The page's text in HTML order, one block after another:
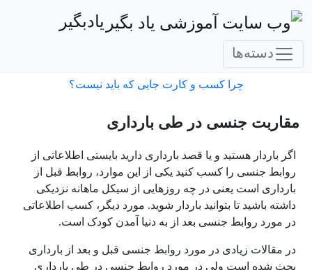
یادبگیر
دسته‌ها
چرا کسب و کارت جایی که باید نیست؟
مقاربت جنسی در طی بارداری
اگر باردار هستید و یا قصد بارداری دارید بایستی اطلاعاتی از
روابط جنسی را کسب کنید یکی از این موارد، روابط قبل از
بارداری است یعنی در چه روزهایی از سیکل ماهانه نزدیکی
داشته باشید تا بتوانید باردار شوید. مورد دیگر، کسب اطلاعاتی
در مورد روابط جنسی بعد از به دنیا آمدن کودک است.
در مقالات زیادی در مورد روابط جنسی قبل و بعد از بارداری
بحث شده است ولی در مورد روابط جنسی در طی بارداری